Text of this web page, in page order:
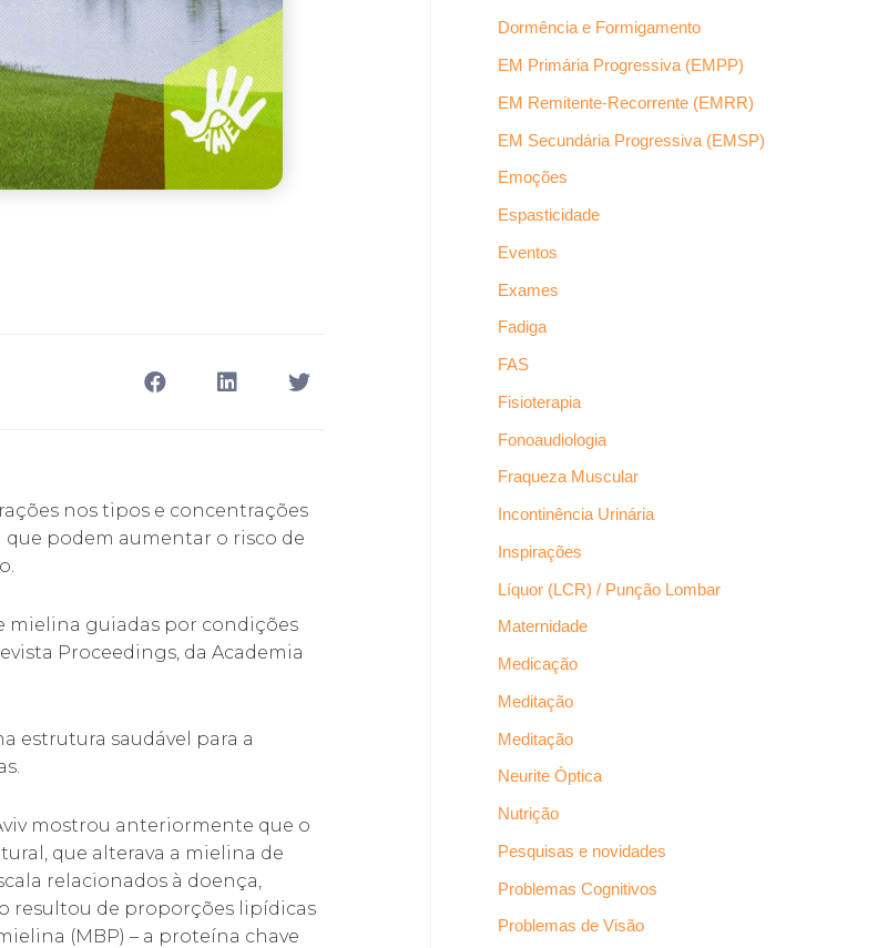
nos tipos e concentrações
podem aumentar o risco de
mielina guiadas por condições
Proceedings, da Academia
estrutura saudável para a
mostrou anteriormente que o
que alterava a mielina de
relacionados à doença,
resultou de proporções lipídicas
(MBP) – a proteína chave
Dormência e Formigamento
EM Primária Progressiva (EMPP)
EM Remitente-Recorrente (EMRR)
EM Secundária Progressiva (EMSP)
Emoções
Espasticidade
Eventos
Exames
Fadiga
FAS
Fisioterapia
Fonoaudiologia
Fraqueza Muscular
Incontinência Urinária
Inspirações
Líquor (LCR) / Punção Lombar
Maternidade
Medicação
Meditação
Meditação
Neurite Óptica
Nutrição
Pesquisas e novidades
Problemas Cognitivos
Problemas de Visão